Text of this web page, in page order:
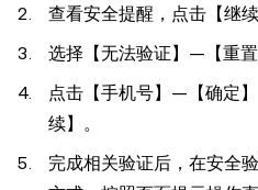
查看安全提醒，点击【继续
选择【无法验证】—【重置
点击【手机号】—【确定
续】。
完成相关验证后，在安全